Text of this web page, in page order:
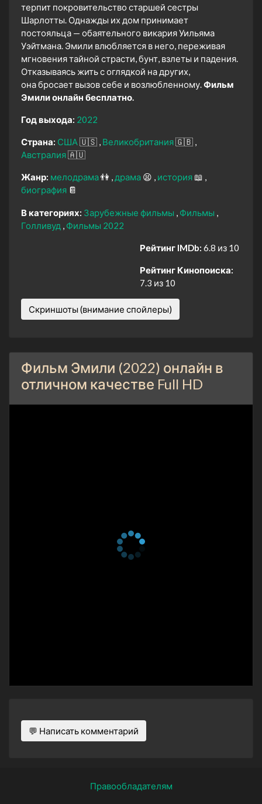
терпит покровительство старшей сестры
Шарлотты. Однажды их дом принимает
постояльца — обаятельного викария Уильяма
Уэйтмана. Эмили влюбляется в него, переживая
мгновения тайной страсти, бунт, взлеты и падения.
Отказываясь жить с оглядкой на других,
она бросает вызов себе и возлюбленному.Фильм
Эмили онлайн бесплатно.
Год выхода: 2022
Страна: США🇺🇸 Великобритания🇬🇧
Австралия🇦🇺
Жанр: мелодрама👫 драма 😫 история 📖
биография 📔
В категориях: Зарубежные фильмы
Фильмы
Голливуд
Фильмы 2022
Рейтинг IMDb: 6.8 из 10
Рейтинг Кинопоиска:
7.3 из 10
Скриншоты (внимание спойлеры)
Фильм Эмили (2022) онлайн в
отличном качестве Full HD
💬 Написать комментарий
Правообладателям